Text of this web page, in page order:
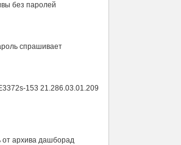
без паролей
спрашивает
153 21.286.03.01.209
от архива дашборад